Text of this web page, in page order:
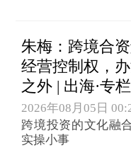
朱梅：跨境合
经营控制权，
之外 | 出海·专栏
2026年08月05日
跨境投资的文化融
实操小事